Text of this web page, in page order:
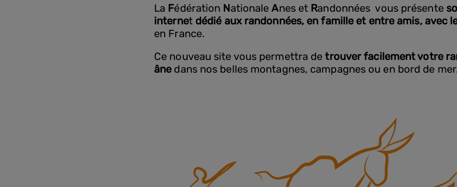
La Fédération NationaleAnes et Randonnées vous présente
internet dédié aux randonnées, en famille et entre amis, avec
en France.
Ce nouveau site vous permettra detrouver facilement votre
ânedans nos belles montagnes, campagnes ou en bord de